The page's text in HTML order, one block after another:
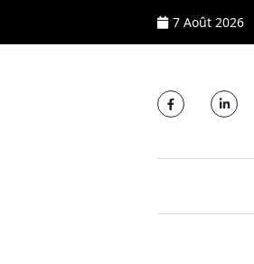
7 Août 2026